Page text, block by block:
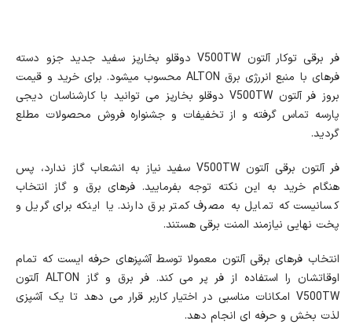
فر برقی توکار آلتون V500TW دوقلو بخارپز سفید جدید جزو دسته
فرهای با منبع انررژی برق ALTON محسوب می‎شود. برای خرید و قیمت
بروز فر آلتون V500TW دوقلو بخارپز می توانید با کارشناسان دیجی
پارسه تماس گرفته و از تخفیفات و جشنواره فروش محصولات مطلع
گردید.
فر آلتون برقی آلتون V500TW سفید نیاز به انشعاب گاز ندارد، پس
هنگام خرید به این نکته توجه بفرمایید. فرهای برق و گاز انتخاب
کسانیست که تمایل به مصرف کمتر برق دارند. یا اینکه برای گریل و
پخت نهایی نیازمند المنت برقی هستند.
انتخاب فرهای برقی آلتون معمولا توسط آشپزهای حرفه ایست که تمام
اوقاتشان را استفاده از فر پر می کند. فر برق و گاز ALTON آلتون
V500TW امکانات مناسبی در اختیار کاربر قرار می دهد تا یک آشپزی
لذت بخش و حرفه ای انجام دهد.